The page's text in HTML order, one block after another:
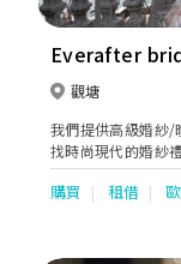
Everafter
觀塘
我們提供高級婚紗/
找時尚現代的婚紗
一次的喜事。
購買 租借